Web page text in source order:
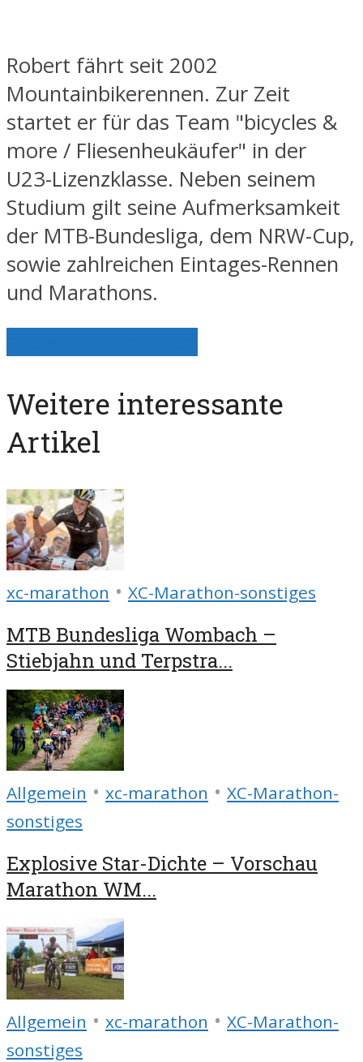
Robert fährt seit 2002
Mountainbikerennen. Zur Zeit
startet er für das Team "bicycles &
more / Fliesenheukäufer" in der
U23-Lizenzklasse. Neben seinem
Studium gilt seine Aufmerksamkeit
der MTB-Bundesliga, dem NRW-Cup,
sowie zahlreichen Eintages-Rennen
und Marathons.
Weitere interessante
Artikel
xc-marathon • XC-Marathon-sonstiges
MTB Bundesliga Wombach –
Stiebjahn und Terpstra...
Allgemein • xc-marathon • XC-Marathon-
sonstiges
Explosive Star-Dichte – Vorschau
Marathon WM...
Allgemein • xc-marathon • XC-Marathon-
sonstiges